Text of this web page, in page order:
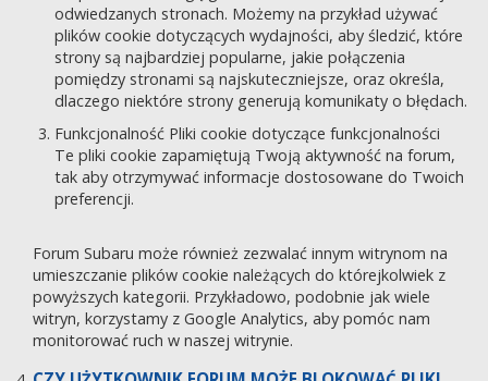
odwiedzanych stronach. Możemy na przykład używać
plików cookie dotyczących wydajności, aby śledzić, które
strony są najbardziej popularne, jakie połączenia
pomiędzy stronami są najskuteczniejsze, oraz określa,
dlaczego niektóre strony generują komunikaty o błędach.
Funkcjonalność Pliki cookie dotyczące funkcjonalności
Te pliki cookie zapamiętują Twoją aktywność na forum,
tak aby otrzymywać informacje dostosowane do Twoich
preferencji.
Forum Subaru może również zezwalać innym witrynom na
umieszczanie plików cookie należących do którejkolwiek z
powyższych kategorii. Przykładowo, podobnie jak wiele
witryn, korzystamy z Google Analytics, aby pomóc nam
monitorować ruch w naszej witrynie.